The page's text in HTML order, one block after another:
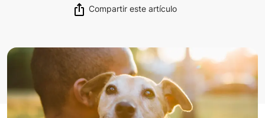
Compartir este artículo